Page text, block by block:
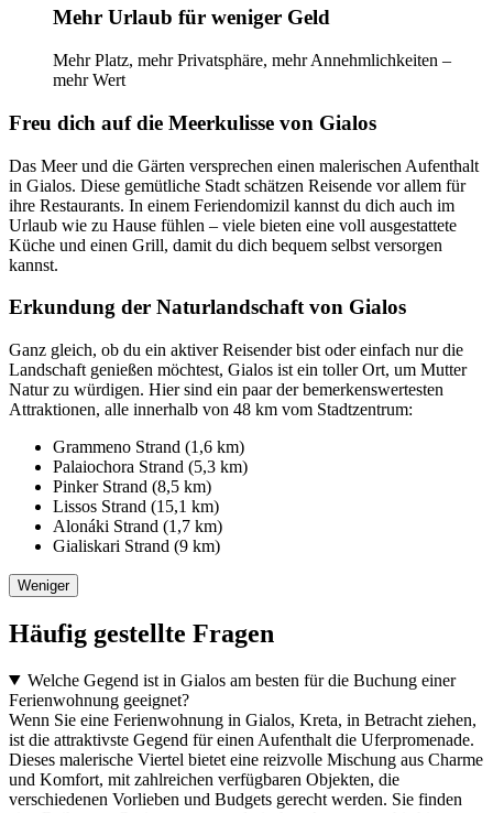
Mehr Urlaub für weniger Geld
Mehr Platz, mehr Privatsphäre, mehr Annehmlichkeiten –
mehr Wert
Freu dich auf die Meerkulisse von Gialos
Das Meer und die Gärten versprechen einen malerischen Aufenthalt
in Gialos. Diese gemütliche Stadt schätzen Reisende vor allem für
ihre Restaurants. In einem Feriendomizil kannst du dich auch im
Urlaub wie zu Hause fühlen – viele bieten eine voll ausgestattete
Küche und einen Grill, damit du dich bequem selbst versorgen
kannst.
Erkundung der Naturlandschaft von Gialos
Ganz gleich, ob du ein aktiver Reisender bist oder einfach nur die
Landschaft genießen möchtest, Gialos ist ein toller Ort, um Mutter
Natur zu würdigen. Hier sind ein paar der bemerkenswertesten
Attraktionen, alle innerhalb von 48 km vom Stadtzentrum:
Grammeno Strand (1,6 km)
Palaiochora Strand (5,3 km)
Pinker Strand (8,5 km)
Lissos Strand (15,1 km)
Alonáki Strand (1,7 km)
Gialiskari Strand (9 km)
Weniger
Häufig gestellte Fragen
Welche Gegend ist in Gialos am besten für die Buchung einer
Ferienwohnung geeignet?
Wenn Sie eine Ferienwohnung in Gialos, Kreta, in Betracht ziehen,
ist die attraktivste Gegend für einen Aufenthalt die Uferpromenade.
Dieses malerische Viertel bietet eine reizvolle Mischung aus Charme
und Komfort, mit zahlreichen verfügbaren Objekten, die
verschiedenen Vorlieben und Budgets gerecht werden. Sie finden